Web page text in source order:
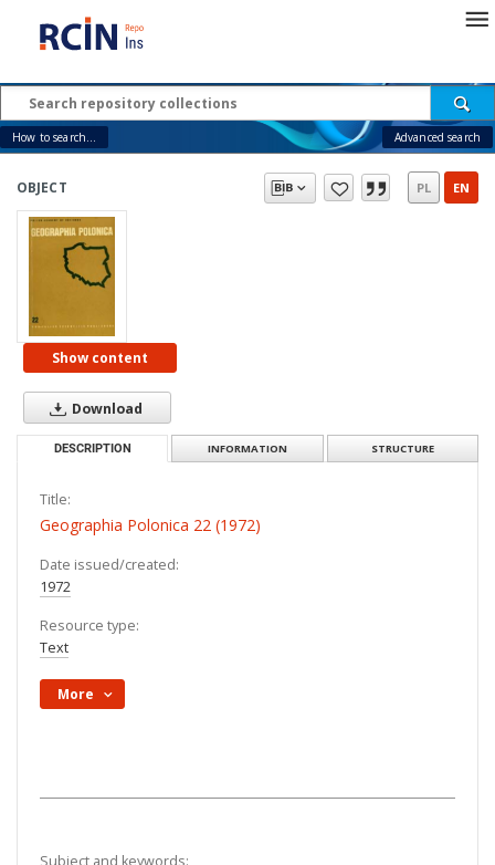
How to search... Advanced search
OBJECT PL EN
Show content
Download
DESCRIPTION INFORMATION STRUCTURE
Title:
Geographia Polonica 22 (1972)
Date issued/created:
1972
Resource type:
Text
More
Subject and keywords: